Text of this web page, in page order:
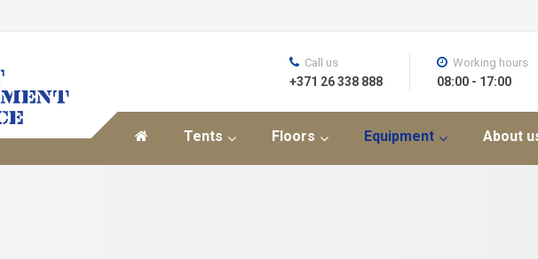
Tents Floors Equipment About
Call us
+371 26 338 888
Working hours
08:00 - 17:00